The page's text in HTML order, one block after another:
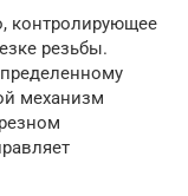
контролирующее
резьбы.
механизм